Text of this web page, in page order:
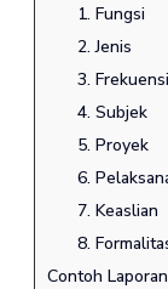
1. Fungsi
2. Jenis
3. Frekuensi
4. Subjek
5. Proyek
6.
7. Keaslian
8.
Contoh